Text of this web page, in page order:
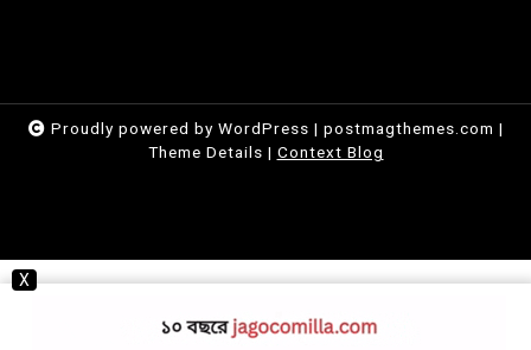
Proudly powered by WordPress | postmagthemes.com |
Theme Details | Context Blog
X